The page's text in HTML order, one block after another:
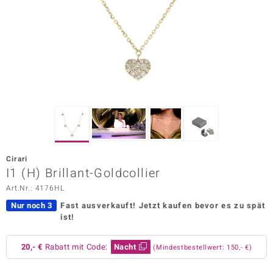
Vogue
Paraíso
Cirari
I1 (H) Brillant-Goldcollier
Art.Nr.: 4176HL
Nur noch 3 Fast ausverkauft! Jetzt kaufen bevor es zu spät
ist!
20,- € Rabatt mit Code: Nacht (Mindestbestellwert: 150,- €)